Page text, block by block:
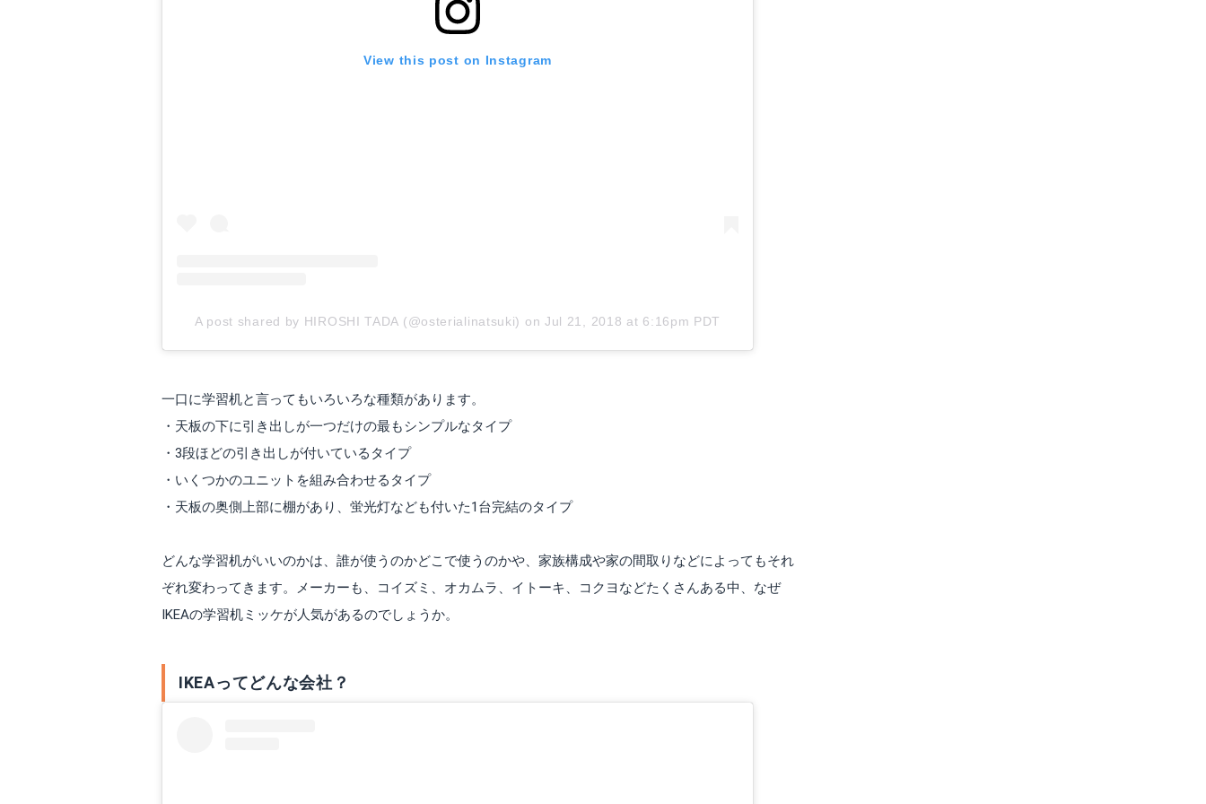
View this post on Instagram
A post shared by HIROSHI TADA (@osterialinatsuki) on Jul 21, 2018 at 6:16pm PDT
一口に学習机と言ってもいろいろな種類があります。
・天板の下に引き出しが一つだけの最もシンプルなタイプ
・3段ほどの引き出しが付いているタイプ
・いくつかのユニットを組み合わせるタイプ
・天板の奥側上部に棚があり、蛍光灯なども付いた1台完結のタイプ
どんな学習机がいいのかは、誰が使うのかどこで使うのかや、家族構成や家の間取りなどによってもそれ
ぞれ変わってきます。メーカーも、コイズミ、オカムラ、イトーキ、コクヨなどたくさんある中、なぜ
IKEAの学習机ミッケが人気があるのでしょうか。
IKEAってどんな会社？